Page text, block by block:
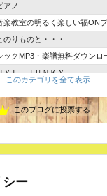
アノ
楽教室の明るく楽しい福ON
のりものと・・・
ックMP3・楽譜無料ダウンロ
ＹＬ ＪＵＮＫＹ
音楽研究所 音楽哲学・思想 平
このカテゴリを全て表示
このブログに投票する
シー